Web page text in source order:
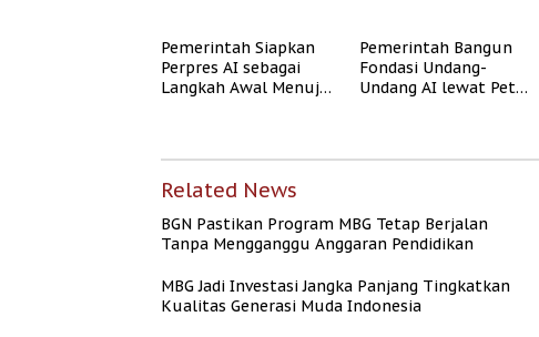
Pemerintah Siapkan
Perpres AI sebagai
Langkah Awal Menuju
Pemerintah Bangun
Fondasi Undang-
Undang AI lewat Peta
Related News
BGN Pastikan Program MBG Tetap Berjalan
Tanpa Mengganggu Anggaran Pendidikan
MBG Jadi Investasi Jangka Panjang Tingkatkan
Kualitas Generasi Muda Indonesia